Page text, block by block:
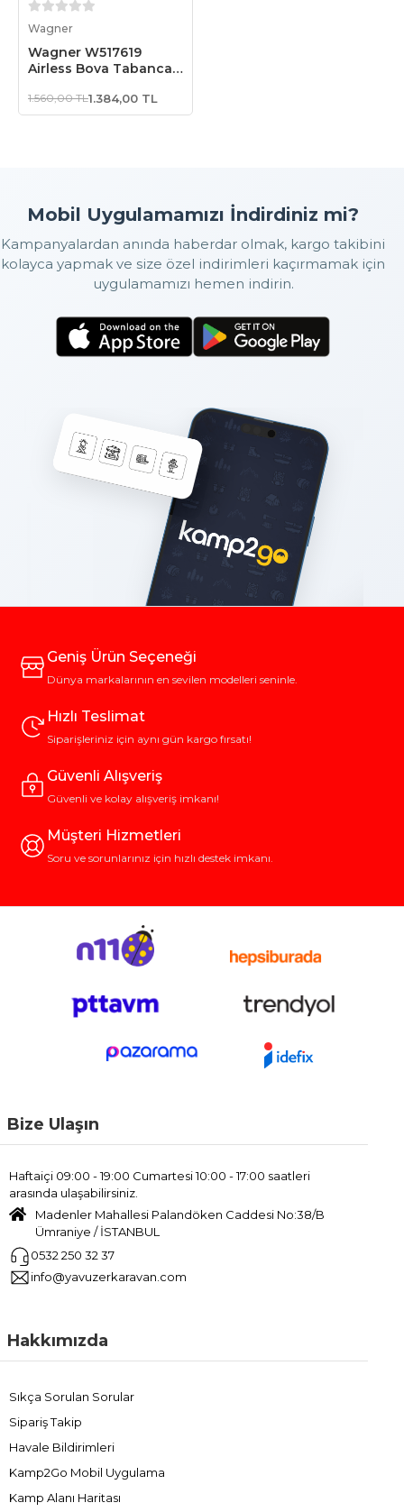
Wagner
Wagner W517619
Airless Boya Tabanca
1.560,00 TL1.384,00 TL
Mobil Uygulamamızı İndirdiniz mi?
Kampanyalardan anında haberdar olmak, kargo takibini
kolayca yapmak ve size özel indirimleri kaçırmamak için
uygulamamızı hemen indirin.
Geniş Ürün Seçeneği
Dünya markalarının en sevilen modelleri seninle.
Hızlı Teslimat
Siparişleriniz için aynı gün kargo fırsatı!
Güvenli Alışveriş
Güvenli ve kolay alışveriş imkanı!
Müşteri Hizmetleri
Soru ve sorunlarınız için hızlı destek imkanı.
Bize Ulaşın
Haftaiçi 09:00 - 19:00 Cumartesi 10:00 - 17:00 saatleri
arasında ulaşabilirsiniz.
Madenler Mahallesi Palandöken Caddesi No:38/B
Ümraniye / İSTANBUL
0532 250 32 37
info@yavuzerkaravan.com
Hakkımızda
Sıkça Sorulan Sorular
Sipariş Takip
Havale Bildirimleri
Kamp2Go Mobil Uygulama
Kamp Alanı Haritası